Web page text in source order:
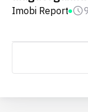
Imobi Report